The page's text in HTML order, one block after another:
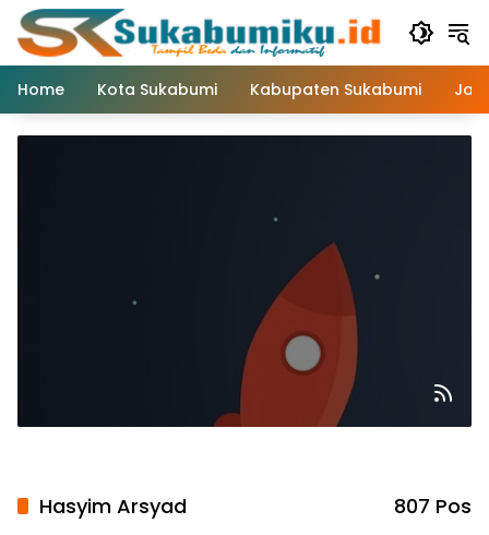
Langsung
konten
Home
Kota Sukabumi Kabupaten Sukabumi
Hasyim Arsyad 807 Pos